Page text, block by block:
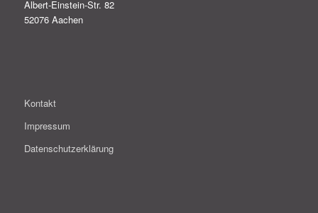
Albert-Einstein-Str. 82
52076 Aachen
Kontakt
Impressum
Datenschutzerklärung